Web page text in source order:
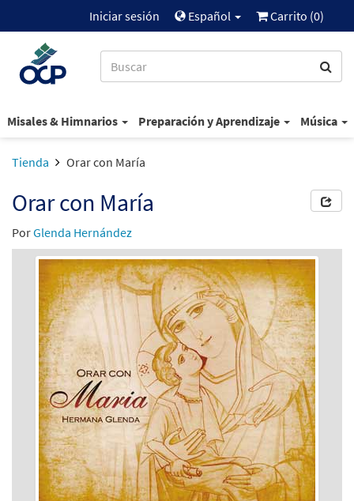
Iniciar sesión Español Carrito (0)
Misales & Himnarios Preparación y Aprendizaje Música
Tienda Orar con María
Orar con María
PorGlenda Hernández